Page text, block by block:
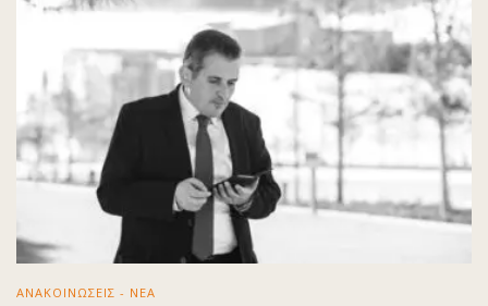
ΑΝΑΚΟΙΝΩΣΕΙΣ - ΝΕΑ